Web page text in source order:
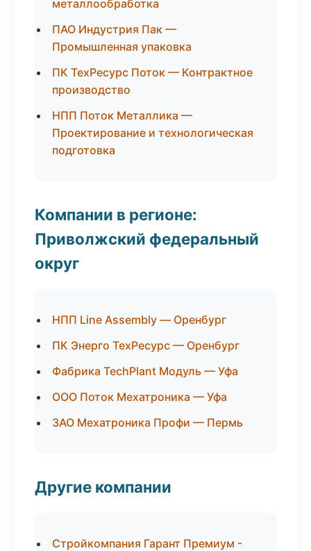
металлообработка
ПАО Индустрия Пак —
Промышленная упаковка
ПК ТехРесурс Поток — Контрактное
производство
НПП Поток Металлика —
Проектирование и технологическая
подготовка
Компании в регионе:
Приволжский федеральный
округ
НПП Line Assembly — Оренбург
ПК Энерго ТехРесурс — Оренбург
Фабрика TechPlant Модуль — Уфа
ООО Поток Мехатроника — Уфа
ЗАО Мехатроника Профи — Пермь
Другие компании
Стройкомпания Гарант Премиум -